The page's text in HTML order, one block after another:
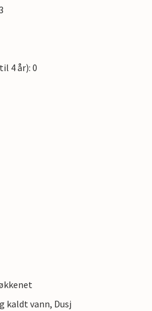
4 år): 0
kaldt vann, Dusj